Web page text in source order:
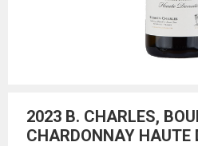
2023 B. CHARLES,
CHARDONNAY HAUTE